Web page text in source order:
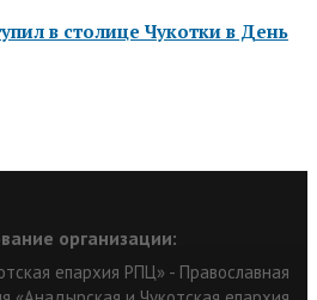
в столице Чукотки в День
организации:
епархия РПЦ» - Православная